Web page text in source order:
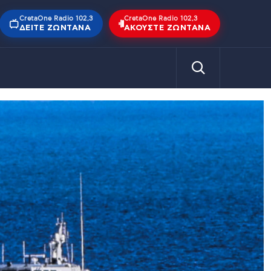
CretaOne Radio 102,3
ΔΕΊΤΕ ΖΩΝΤΑΝΆ
CretaOne Radio 102,3
ΑΚΟΎΣΤΕ ΖΩΝΤΑΝΆ